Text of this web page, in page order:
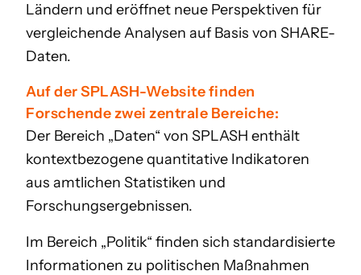
Ländern und eröffnet neue Perspektiven für
vergleichende Analysen auf Basis von SHARE-
Daten.
Auf der SPLASH-Website finden
Forschende zwei zentrale Bereiche:
Der Bereich „Daten“ von SPLASH enthält
kontextbezogene quantitative Indikatoren
aus amtlichen Statistiken und
Forschungsergebnissen.
Im Bereich „Politik“ finden sich standardisierte
Informationen zu politischen Maßnahmen